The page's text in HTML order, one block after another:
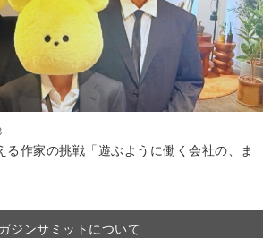
る作家の挑戦「遊ぶように働く会社の、ま
ジンサミットについて